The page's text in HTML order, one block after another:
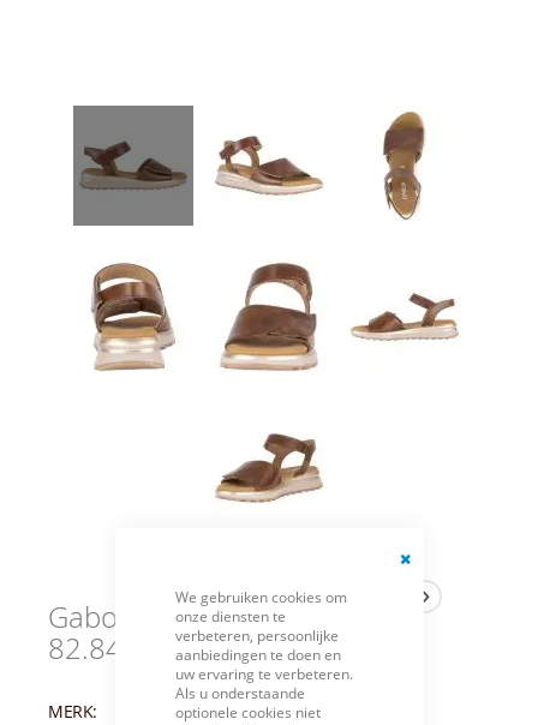
Close
Cookie
Bar
We gebruiken cookies om
onze diensten te
verbeteren, persoonlijke
aanbiedingen te doen en
uw ervaring te verbeteren.
Als u onderstaande
optionele cookies niet
Gabor Sandalen Camel
82.840.53 G
MERK:
GABOR